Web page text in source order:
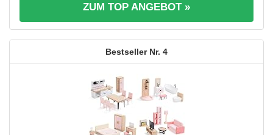
ZUM TOP ANGEBOT »
4